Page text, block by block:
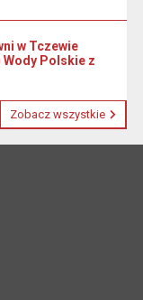
w Tczewie
Polskie z
Zobacz wszystkie